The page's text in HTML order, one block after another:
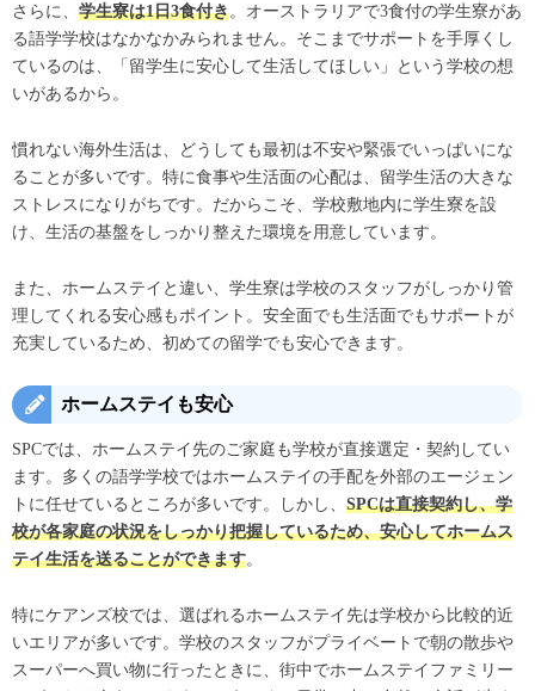
さらに、 学生寮は1日3食付き。オーストラリアで3食付の学生寮があ
る語学学校はなかなかみられません。そこまでサポートを手厚くし
ているのは、「留学生に安心して生活してほしい」という学校の想
いがあるから。
慣れない海外生活は、どうしても最初は不安や緊張でいっぱいにな
ることが多いです。特に食事や生活面の心配は、留学生活の大きな
ストレスになりがちです。だからこそ、学校敷地内に学生寮を設
け、生活の基盤をしっかり整えた環境を用意しています。
また、ホームステイと違い、学生寮は学校のスタッフがしっかり管
理してくれる安心感もポイント。安全面でも生活面でもサポートが
充実しているため、初めての留学でも安心できます。
ホームステイも安心
SPCでは、ホームステイ先のご家庭も学校が直接選定・契約してい
ます。多くの語学学校ではホームステイの手配を外部のエージェン
トに任せているところが多いです。しかし、 SPCは直接契約し、学
校が各家庭の状況をしっかり把握しているため、安心してホームス
テイ生活を送ることができます。
特にケアンズ校では、選ばれるホームステイ先は学校から比較的近
いエリアが多いです。学校のスタッフがプライベートで朝の散歩や
スーパーへ買い物に行ったときに、街中でホームステイファミリー